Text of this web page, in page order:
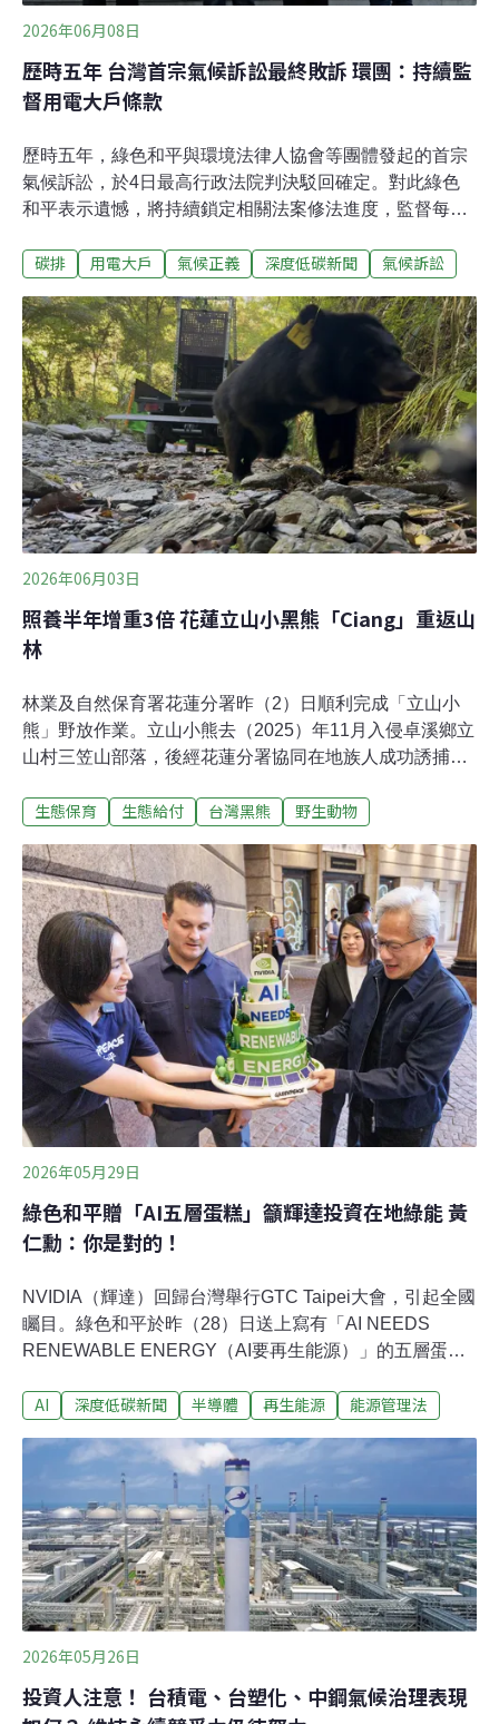
2026年06月08日
歷時五年 台灣首宗氣候訴訟最終敗訴 環團：持續監
督用電大戶條款
歷時五年，綠色和平與環境法律人協會等團體發起的首宗
氣候訴訟，於4日最高行政法院判決駁回確定。對此綠色
和平表示遺憾，將持續鎖定相關法案修法進度，監督每兩
法院：人民無公法上請求權俗稱「用電大戶條款」的《再
一定契約用電容量業者，需負起使用再生能源責任。根據
經濟部能源局訂定的《一定契約容量以上之電力用戶應設
置再生能源發電設備管理辦法》，電力契約容量達5000瓩
（kW）以上之企業，需於5年內設置10%再生能源裝置容
量，或以儲能設備、購買綠電、繳納代金等方式替代。
碳排 用電大戶 氣候正義 深度低碳新聞 氣候訴訟
2026年06月03日
照養半年增重3倍 花蓮立山小黑熊「Ciang」重返山
林
林業及自然保育署花蓮分署昨（2）日順利完成「立山小
熊」野放作業。立山小熊去（2025）年11月入侵卓溪鄉立
山村三笠山部落，後經花蓮分署協同在地族人成功誘捕，
別替小熊命名為「Ciang」，象徵對其重返山林的祝福。
分署新聞稿，去年11月9日上午花蓮分署接獲三笠山部落
何智超先生通報目擊黑熊抓雞侵擾，立即派遣人員前往勘
查，並設置紅外線照相機監控。當晚花蓮分署在族人的協
助下佈設2組誘捕籠，於21時46分成功捕獲，並將黑熊後
送東部野生動物救傷中心野灣動物醫院檢查個體狀況。花
蓮分署表示，立山小熊去年11月誘捕時，體重僅12.3公
斤，體態消瘦且營養不良，經照養後，健康狀況穩定，體
重已增至37.7公斤，各項健康檢查及行為評估均顯示已具
備野外獨立生存能力。4月份起，開始進行森林野訓場域
實地野外適應訓練，包括自
生態保育 生態給付 台灣黑熊 野生動物
2026年05月29日
綠色和平贈「AI五層蛋糕」籲輝達投資在地綠能 黃
仁勳：你是對的！
NVIDIA（輝達）回歸台灣舉行GTC Taipei大會，引起全國
矚目。綠色和平於昨（28）日送上寫有「AI NEEDS
RENEWABLE ENERGY（AI要再生能源）」的五層蛋糕
資再生能源，黃仁勳對此欣然表示，「你是對的！AI就是
色和平籲輝達要求供應鏈100%綠能全球AI龍頭輝達6月1
～4日將於台北國際會議中心舉辦GTC大會，匯聚AI產業
開發人員、研究人員與產業領袖，深入探討業界最新突
破。此前黃仁勳行程滿檔，昨日晚間還與台積電、鴻海、
廣達等供應鏈廠商舉辦「兆元宴」。昨日稍早，綠色和平
氣候與能源專案負責人張皪心贈予黃仁勳「AI五層蛋
糕」，提問輝達是否願意跟台灣供應鏈一起投資再生能
染。黃仁勳
AI 深度低碳新聞 半導體 再生能源 能源管理法
2026年05月26日
投資人注意！ 台積電、台塑化、中鋼氣候治理表現